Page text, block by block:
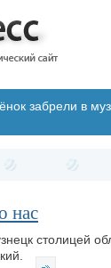
забрели в
нас
столицей